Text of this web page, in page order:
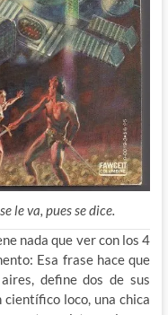
le va, pues se dice.
nada que ver con los 4
Esa frase hace que
define dos de sus
loco, una chica